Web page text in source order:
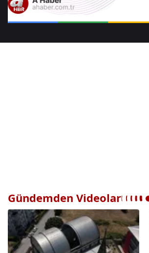
Gündemden Videolar